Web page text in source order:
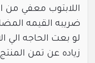
ضريبه القيمه
لو بعت الحاجه
زياده عن تمن